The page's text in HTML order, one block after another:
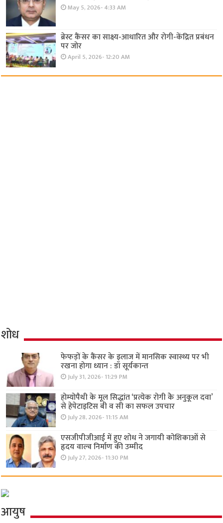
May 5, 2026- 4:33 AM
ब्रेस्ट कैंसर का साक्ष्य-आधारित और रोगी-केंद्रित प्रबंधन
पर जोर
April 5, 2026- 12:20 AM
शोध
फेफड़ों के कैंसर के इलाज में मानसिक स्वास्थ्य पर भी
रखना होगा ध्यान : डॉ सूर्यकान्त
July 31, 2026- 11:29 PM
होम्योपैथी के मूल सिद्धांत ‘प्रत्येक रोगी केे अनुकूल दवा’
से हेपेटाइटिस बी व सी का सफल उपचार
July 28, 2026- 11:15 AM
एसजीपीजीआई में हुए शोध ने जगायी कोशिकाओं से
हृदय वाल्व निर्माण की उम्मीद
July 27, 2026- 11:30 PM
आयुष